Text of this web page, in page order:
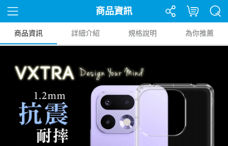
商品資訊
商品資訊 詳細介紹 規格說明 為你推薦